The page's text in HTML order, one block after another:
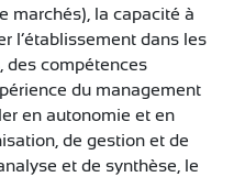
marchés), la capacité à
l’établissement dans les
des compétences
du management
en autonomie et en
de gestion et de
et de synthèse, le